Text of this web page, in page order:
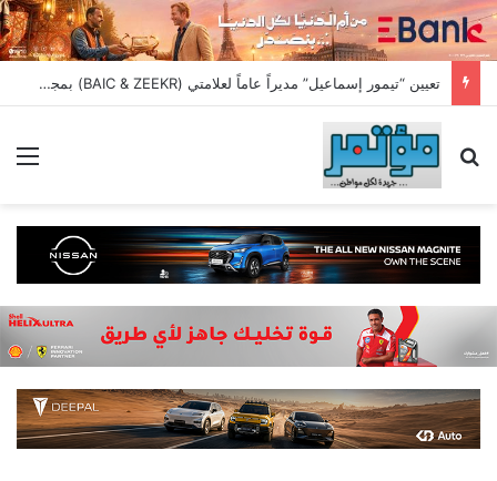
تعيين “تيمور إسماعيل” مديراً عاماً لعلامتي (BAIC & ZEEKR) بمجموعة EIM للسيارات
بحث عن